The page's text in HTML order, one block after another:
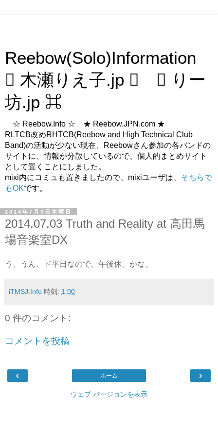
Reebow(Solo)Information
 木瀬りえ子.jp  ⌘ りー
坊.jp ⌘
☆ Reebow.Info ☆ ★ Reebow.JPN.com ★
RLTCB改めRHTCB(Reebow and High Technical Club
Band)の活動が少ない現在、Reebowさん参加の各バンドの
サイトに、情報が分散しているので、個人的まとめサイト
として置くことにしました。
mixi内にコミュも置きましたので、mixiユーザは、 そちらで
もOKです。
2014年7月3日木曜日
2014.07.03 Truth and Reality at 高田馬
場音楽室DX
う、うん、ド平日なので、午後休、かな。
iTMSJ.Info 時刻: 1:00
0 件のコメント:
コメントを投稿
‹ ›
ホーム
ウェブ バージョンを表示